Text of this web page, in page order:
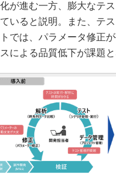
が進む一方、膨大なテ
いると説明。また、テ
では、パラメータ修正
による品質低下が課題と